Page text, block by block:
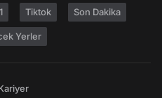
Tiktok Son Dakika
Yerler